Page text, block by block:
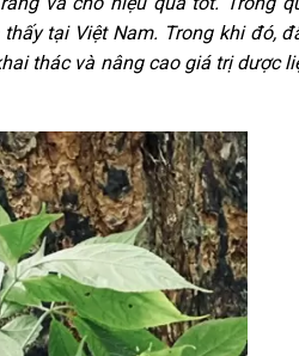
tại Việt Nam. Trong khi đó,
thác và nâng cao giá trị dược